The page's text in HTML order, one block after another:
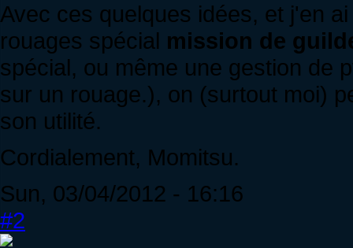
Avec ces quelques idées, et j'en
rouages spécial mission de
spécial, ou même une gestion de
sur un rouage.), on (surtout moi)
son utilité.
Cordialement, Momitsu.
Sun, 03/04/2012 - 16:16
#2